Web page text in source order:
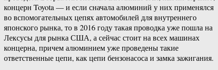
концерн Toyota — и если сначала алюминий у них применялся
во вспомогательных цепях автомобилей для внутреннего
японского рынка, то в 2016 году такая проводка уже пошла на
Лексусы для рынка США, а сейчас стоит на всех машинах
концерна, причем алюминием уже проведены такие
ответственные цепи, как цепи бензонасоса и замка зажигания.